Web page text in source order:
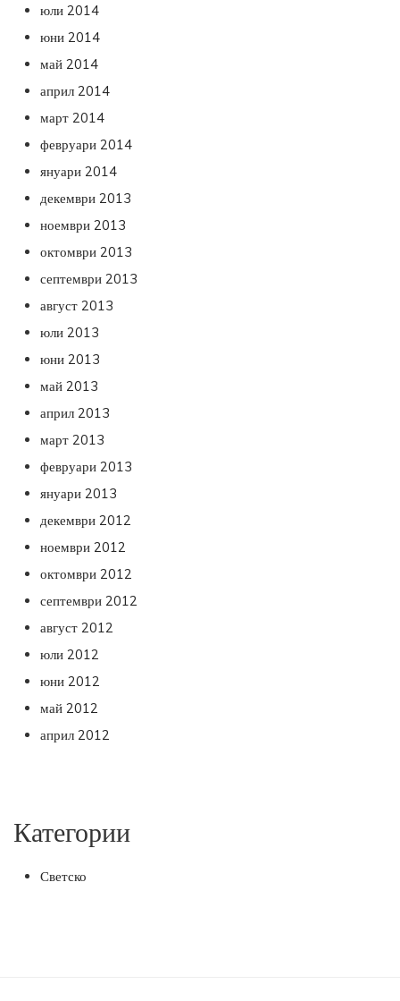
юли 2014
юни 2014
май 2014
април 2014
март 2014
февруари 2014
януари 2014
декември 2013
ноември 2013
октомври 2013
септември 2013
август 2013
юли 2013
юни 2013
май 2013
април 2013
март 2013
февруари 2013
януари 2013
декември 2012
ноември 2012
октомври 2012
септември 2012
август 2012
юли 2012
юни 2012
май 2012
април 2012
Категории
Светско